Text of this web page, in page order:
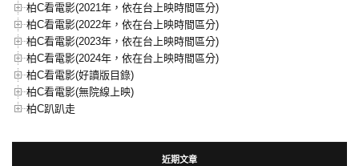
柏C看電影(2021年，依在台上映時間區分)
柏C看電影(2022年，依在台上映時間區分)
柏C看電影(2023年，依在台上映時間區分)
柏C看電影(2024年，依在台上映時間區分)
柏C看電影(好讀版目錄)
柏C看電影(無院線上映)
柏C趴趴走
近期文章